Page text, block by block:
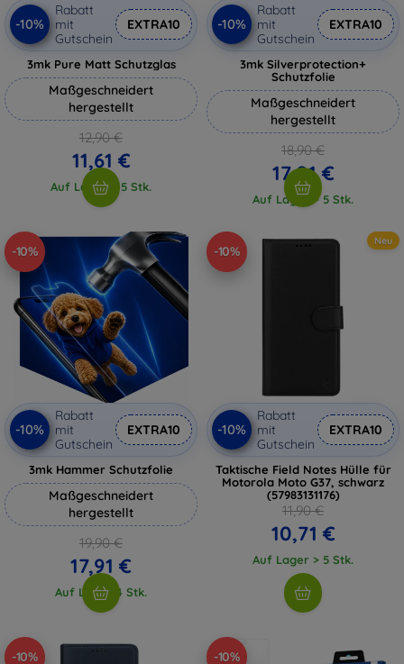
-10%
Rabatt
mit
Gutschein
EXTRA10
3mk Pure Matt Schutzglas
Maßgeschneidert
hergestellt
12,90 €
11,61 €
Auf Lager > 5 Stk.
-10%
Rabatt
mit
Gutschein
EXTRA10
3mk Silverprotection+
Schutzfolie
Maßgeschneidert
hergestellt
18,90 €
17,01 €
Auf Lager > 5 Stk.
-10%
-10%
Rabatt
mit
Gutschein
EXTRA10
3mk Hammer Schutzfolie
Maßgeschneidert
hergestellt
19,90 €
17,91 €
Auf Lager 4 Stk.
-10%
Neu
-10%
Rabatt
mit
Gutschein
EXTRA10
Taktische Field Notes Hülle für
Motorola Moto G37, schwarz
(57983131176)
11,90 €
10,71 €
Auf Lager > 5 Stk.
-10% -10%